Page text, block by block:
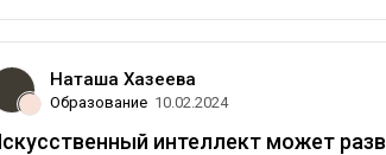
Наташа Хазеева
Образование 10.02.2024
интеллект может